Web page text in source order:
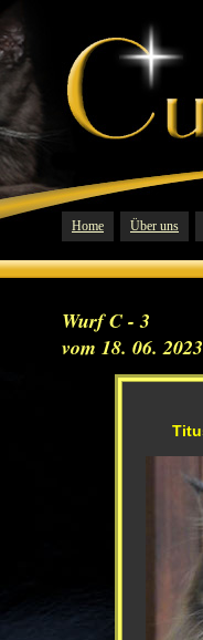
Home Über uns
Wurf C - 3
vom 18. 06. 2023